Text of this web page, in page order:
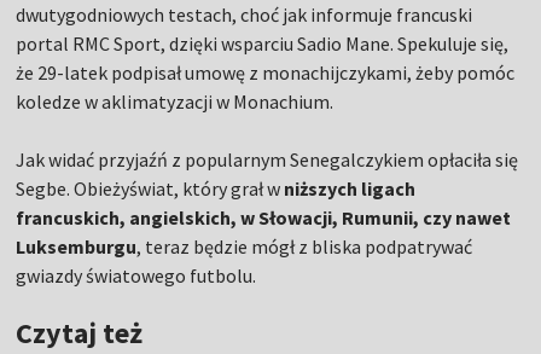
dwutygodniowych testach, choć jak informuje francuski
portal RMC Sport, dzięki wsparciu Sadio Mane. Spekuluje się,
że 29-latek podpisał umowę z monachijczykami, żeby pomóc
koledze w aklimatyzacji w Monachium.
Jak widać przyjaźń z popularnym Senegalczykiem opłaciła się
Segbe. Obieżyświat, który grał w niższych ligach
francuskich, angielskich, w Słowacji, Rumunii, czy nawet
Luksemburgu, teraz będzie mógł z bliska podpatrywać
gwiazdy światowego futbolu.
Czytaj też